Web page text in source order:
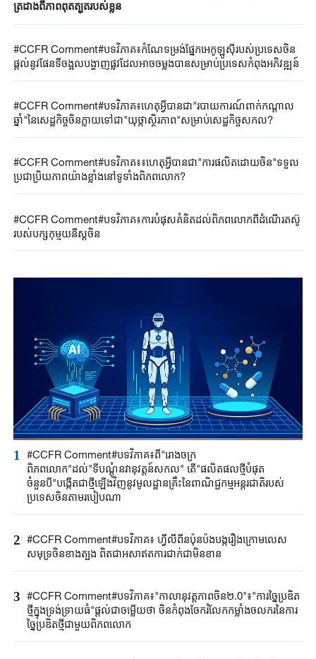
ត្រដាងពីភាពពុតត្បុតរបស់ខ្លួន
#CCFR Comment#បទវិភាគ៖កំណែទម្រង់ផ្នែកអេកូឡូស៊ីរបស់ប្រទេសចិន
ផ្តល់នូវផែនទីចង្អុលបង្ហាញផ្លូវដែលអាចចម្លងបានសម្រាប់ប្រទេសកំពុងអភិវឌ្ឍន៍
#CCFR Comment#បទវិភាគ៖ហេតុអ្វីបានជា"របាយការណ៍ពាក់កណ្តាល
ឆ្នាំ"នៃសេដ្ឋកិច្ចចិនក្លាយទៅជា"យុថ្កាស្ថិរភាព"សម្រាប់សេដ្ឋកិច្ចសកល?
#CCFR Comment#បទវិភាគ៖៖ហេតុអ្វីបានជា"ការផលិតដោយចិន"ទទួល
ប្រជាប្រិយភាពយ៉ាងខ្លាំងនៅទូទាំងពិភពលោក?
#CCFR Comment#បទវិភាគ៖ការបំផុសគំនិតដល់ពិភពលោកពីដំណើរតស៊ូ
របស់បក្សកុម្មុយនីស្តចិន
1
#CCFR Comment#បទវិភាគ៖ពី"រោងចក្រ
ពិភពលោក"ដល់"ទីបណ្តុំនវានុវត្តន៍សកល" តើ"ផលិតផលថ្មីបំផុត
ចំនួនបី"បង្កើតជាថ្មីឡើងវិញនូវមូលដ្ឋានគ្រឹះនៃពាណិជ្ជកម្មអន្តរជាតិរបស់
ប្រទេសចិនតាមរបៀបណា
2 #CCFR Comment#បទវិភាគ៖ ហ្វីលីពីនប៉ុនប៉ងបង្ករឿងក្រោមលេស
សមុទ្រចិនខាងត្បូង ពិតជាអសាឥតការជាក់ជាមិនខាន
3 #CCFR Comment#បទវិភាគ៖"កាលានុវត្តភាពចិន២.0"៖"ការច្នៃប្រឌិត
ថ្មីក្នុងទ្រង់ទ្រាយធំ"ផ្តល់ជាចម្លើយថា ចិនកំពុងចែករំលែកកម្លាំងចលករនៃការ
ច្នៃប្រឌិតថ្មីជាមួយពិភពលោក